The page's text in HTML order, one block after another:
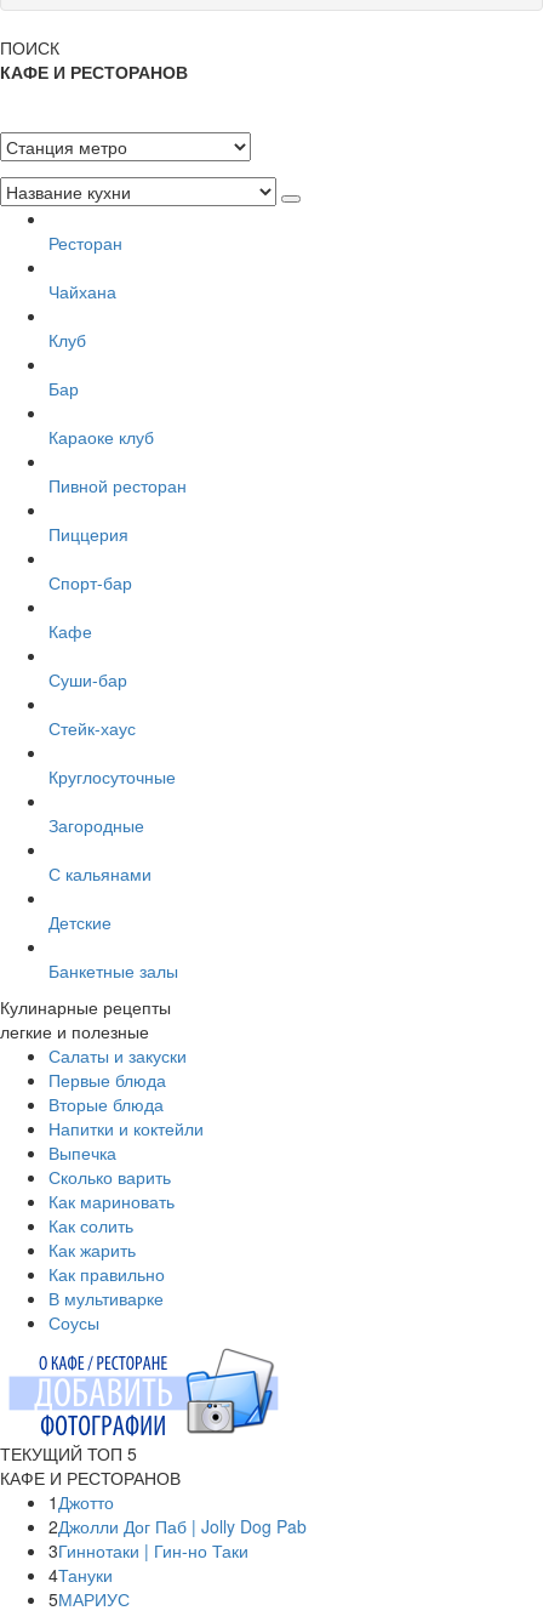
ПОИСК
КАФЕ И РЕСТОРАНОВ
Ресторан
Чайхана
Клуб
Бар
Караоке клуб
Пивной ресторан
Пиццерия
Спорт-бар
Кафе
Суши-бар
Стейк-хаус
Круглосуточные
Загородные
С кальянами
Детские
Банкетные залы
Кулинарные рецепты
легкие и полезные
Салаты и закуски
Первые блюда
Вторые блюда
Напитки и коктейли
Выпечка
Сколько варить
Как мариновать
Как солить
Как жарить
Как правильно
В мультиварке
Соусы
ТЕКУЩИЙ ТОП 5
КАФЕ И РЕСТОРАНОВ
1Джотто
2Джолли Дог Паб | Jolly Dog Pab
3Гиннотаки | Гин-но Таки
4Тануки
5МАРИУС